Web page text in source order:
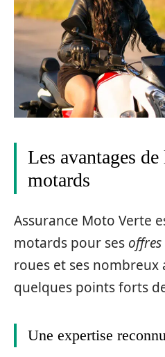
Les avantages
motards
Assurance Moto Verte
motards pour ses offres
roues et ses nombreux
quelques points forts
Une expertise